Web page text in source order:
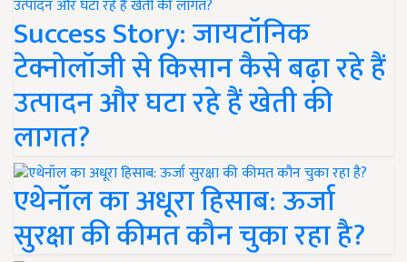
Success Story: जायटॉनिक
टेक्नोलॉजी से किसान कैसे बढ़ा रहे हैं
उत्पादन और घटा रहे हैं खेती की
लागत?
एथेनॉल का अधूरा हिसाब: ऊर्जा
सुरक्षा की कीमत कौन चुका रहा है?